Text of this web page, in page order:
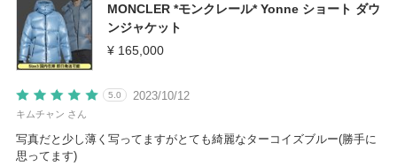
MONCLER *モンクレール* Yonne ショート ダウ
ンジャケット
¥ 165,000
2023/10/12
5.0
キムチャン さん
写真だと少し薄く写ってますがとても綺麗なターコイズブルー(勝手に
思ってます)